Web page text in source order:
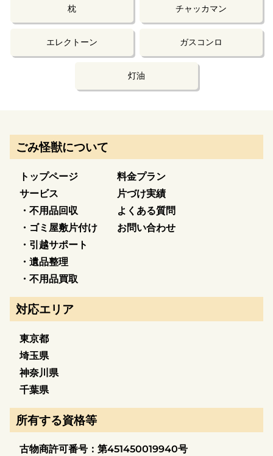
枕 チャッカマン
エレクトーン ガスコンロ
灯油
ごみ怪獣について
トップページ
サービス
・不用品回収
・ゴミ屋敷片付け
・引越サポート
・遺品整理
・不用品買取
料金プラン
片づけ実績
よくある質問
お問い合わせ
対応エリア
東京都
埼玉県
神奈川県
千葉県
所有する資格等
古物商許可番号：第451450019940号